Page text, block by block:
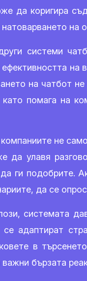
да коригира
на
системи
на чатбот
помага на
не
улавя
ги подобрите.
да се
системата
адаптират
в
бързата